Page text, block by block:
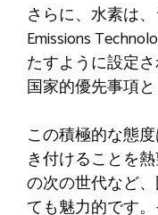
さらに、水素は
Emissions
たすように設定
国家的優先事項
この積極的な態
き付けることを
の次の世代など
ても魅力的です